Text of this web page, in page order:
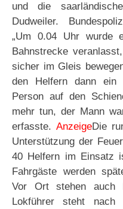
und die
Dudweiler.
„Um 0.04 Uhr wurde
Bahnstrecke
sicher im Gleis
den Helfern dann
Person auf den
mehr tun, der Mann
erfasste. AnzeigeDie
Unterstützung der
40 Helfern im Einsatz
Fahrgäste werden
Vor Ort stehen auch
Lokführer steht